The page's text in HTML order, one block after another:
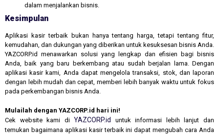
dalam menjalankan bisnis.
Kesimpulan
Aplikasi kasir terbaik bukan hanya tentang harga, tetapi tentang fitur,
kemudahan, dan dukungan yang diberikan untuk kesuksesan bisnis Anda.
YAZCORP.id menawarkan solusi yang lengkap dan efisien bagi bisnis
Anda, baik yang baru berkembang atau sudah berjalan lama. Dengan
aplikasi kasir kami, Anda dapat mengelola transaksi, stok, dan laporan
dengan lebih mudah dan cepat, memberi lebih banyak waktu untuk fokus
pada perkembangan bisnis Anda.
Mulailah dengan YAZCORP.id hari ini!
Cek website kami di YAZCORP.id
untuk informasi lebih lanjut dan
temukan bagaimana aplikasi kasir terbaik ini dapat mengubah cara Anda